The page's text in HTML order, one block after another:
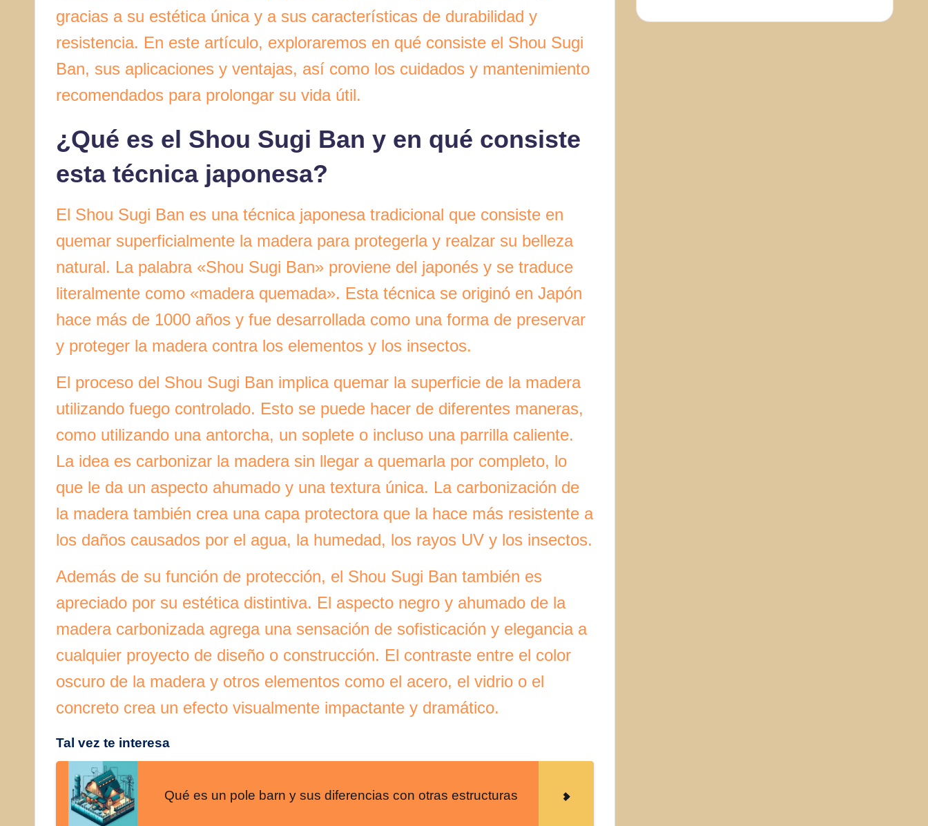
gracias a su estética única y a sus características de durabilidad y
resistencia. En este artículo, exploraremos en qué consiste el Shou Sugi
Ban, sus aplicaciones y ventajas, así como los cuidados y mantenimiento
recomendados para prolongar su vida útil.
¿Qué es el Shou Sugi Ban y en qué consiste
esta técnica japonesa?
El Shou Sugi Ban es una técnica japonesa tradicional que consiste en
quemar superficialmente la madera para protegerla y realzar su belleza
natural. La palabra «Shou Sugi Ban» proviene del japonés y se traduce
literalmente como «madera quemada». Esta técnica se originó en Japón
hace más de 1000 años y fue desarrollada como una forma de preservar
y proteger la madera contra los elementos y los insectos.
El proceso del Shou Sugi Ban implica quemar la superficie de la madera
utilizando fuego controlado. Esto se puede hacer de diferentes maneras,
como utilizando una antorcha, un soplete o incluso una parrilla caliente.
La idea es carbonizar la madera sin llegar a quemarla por completo, lo
que le da un aspecto ahumado y una textura única. La carbonización de
la madera también crea una capa protectora que la hace más resistente a
los daños causados por el agua, la humedad, los rayos UV y los insectos.
Además de su función de protección, el Shou Sugi Ban también es
apreciado por su estética distintiva. El aspecto negro y ahumado de la
madera carbonizada agrega una sensación de sofisticación y elegancia a
cualquier proyecto de diseño o construcción. El contraste entre el color
oscuro de la madera y otros elementos como el acero, el vidrio o el
concreto crea un efecto visualmente impactante y dramático.
Tal vez te interesa
Qué es un pole barn y sus diferencias con otras estructuras